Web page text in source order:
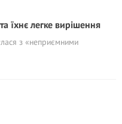
їхнє легке вирішення
з «неприємними